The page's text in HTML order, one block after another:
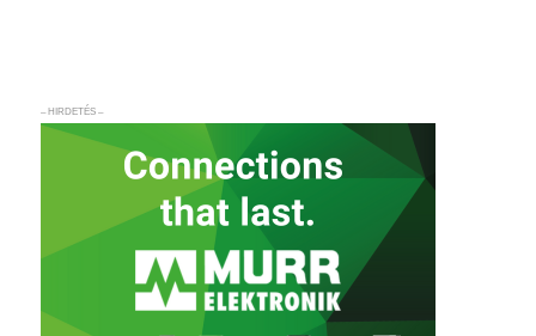
– HIRDETÉS –